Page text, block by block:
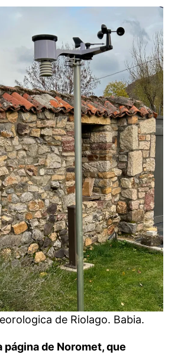
de Riolago. Babia.
página de Noromet, que